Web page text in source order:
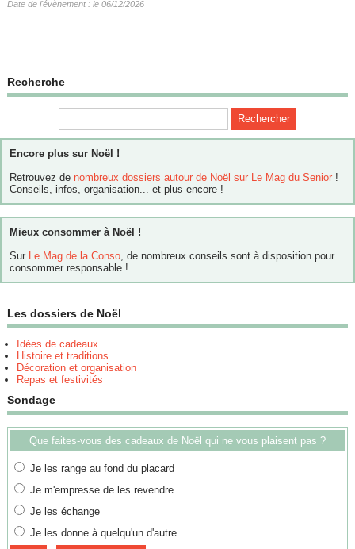
Date de l'évènement : le 06/12/2026
Recherche
Encore plus sur Noël !
Retrouvez de nombreux dossiers autour de Noël sur Le Mag du Senior !
Conseils, infos, organisation... et plus encore !
Mieux consommer à Noël !
Sur Le Mag de la Conso, de nombreux conseils sont à disposition pour
consommer responsable !
Les dossiers de Noël
Idées de cadeaux
Histoire et traditions
Décoration et organisation
Repas et festivités
Sondage
Que faites-vous des cadeaux de Noël qui ne vous plaisent pas ?
Je les range au fond du placard
Je m'empresse de les revendre
Je les échange
Je les donne à quelqu'un d'autre